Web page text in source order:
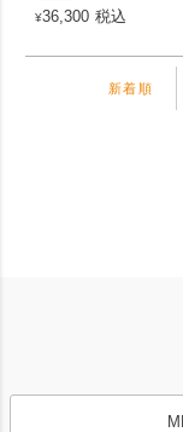
¥36,300 税込
新着順